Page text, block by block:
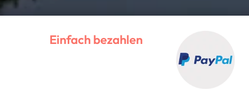
Einfach bezahlen